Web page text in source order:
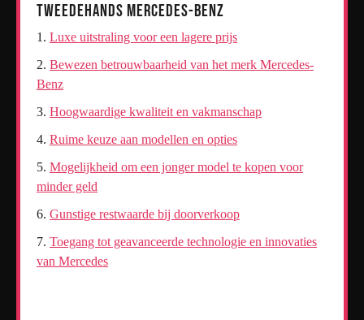
Tweedehands Mercedes-Benz
Luxe uitstraling voor een lagere prijs
Bewezen betrouwbaarheid van het merk Mercedes-
Benz
Hoogwaardige kwaliteit en vakmanschap
Ruime keuze aan modellen en opties
Mogelijkheid om een jonger model te kopen voor
minder geld
Gunstige restwaarde bij doorverkoop
Toegang tot geavanceerde technologie en innovaties
van Mercedes